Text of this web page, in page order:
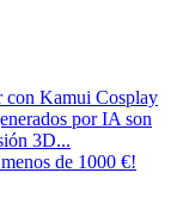
con Kamui Cosplay
por IA son
3D...
de 1000 €!